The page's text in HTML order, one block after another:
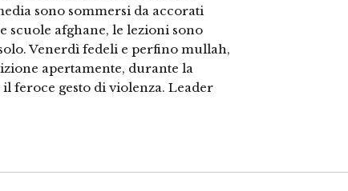
sono sommersi da accorati
scuole afghane, le lezioni sono
Venerdì fedeli e perfino mullah,
apertamente, durante la
feroce gesto di violenza. Leader